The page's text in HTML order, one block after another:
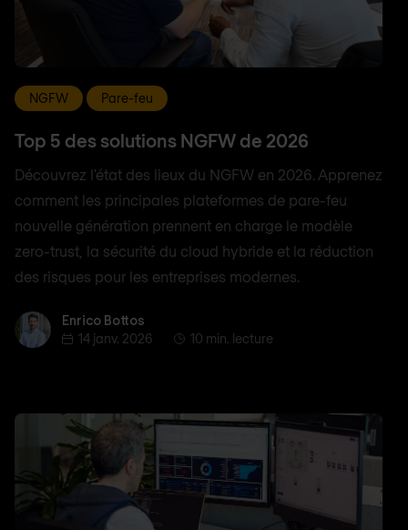
NGFW Pare-feu
Top 5 des solutions NGFW de 2026
Découvrez l'état des lieux du NGFW en 2026. Apprenez
comment les principales plateformes de pare-feu
nouvelle génération prennent en charge le modèle
zero-trust, la sécurité du cloud hybride et la réduction
des risques pour les entreprises modernes.
Enrico BottosEnrico Bottos
14 janv. 2026
10 min. lecture